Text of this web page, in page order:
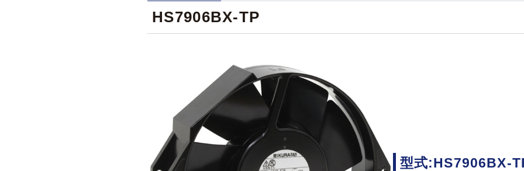
HS7906BX-TP
型式:HS7906BX-